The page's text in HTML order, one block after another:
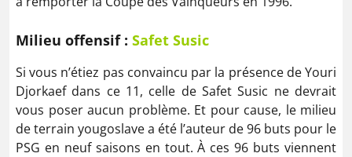
Milieu offensif : Safet Susic
Si vous n’étiez pas convaincu par la présence de Youri
Djorkaef dans ce 11, celle de Safet Susic ne devrait
vous poser aucun problème. Et pour cause, le milieu
de terrain yougoslave a été l’auteur de 96 buts pour le
PSG en neuf saisons en tout. À ces 96 buts viennent